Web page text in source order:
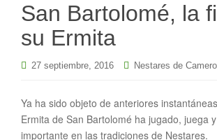
San Bartolomé, la
su Ermita
27 septiembre, 2016 Nestares de
Ya ha sido objeto de anteriores
Ermita de San Bartolomé ha jugado, juega
importante en las tradiciones de Nestares.